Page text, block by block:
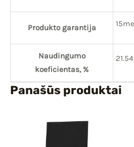
Produkto garantija
Naudingumo
koeficientas, %
21.54
Panašūs produktai